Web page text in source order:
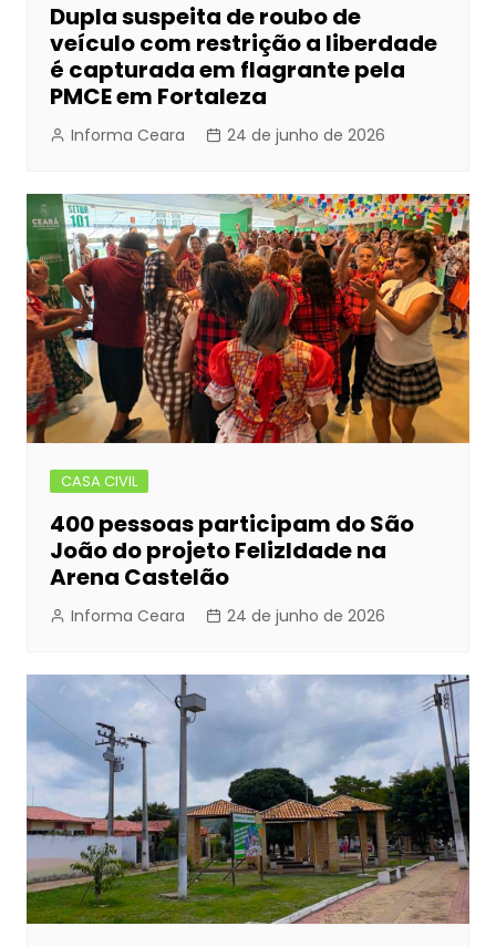
Dupla suspeita de roubo de
veículo com restrição a liberdade
é capturada em flagrante pela
PMCE em Fortaleza
Informa Ceara 24 de junho de 2026
CASA CIVIL
400 pessoas participam do São
João do projeto FelizIdade na
Arena Castelão
Informa Ceara 24 de junho de 2026